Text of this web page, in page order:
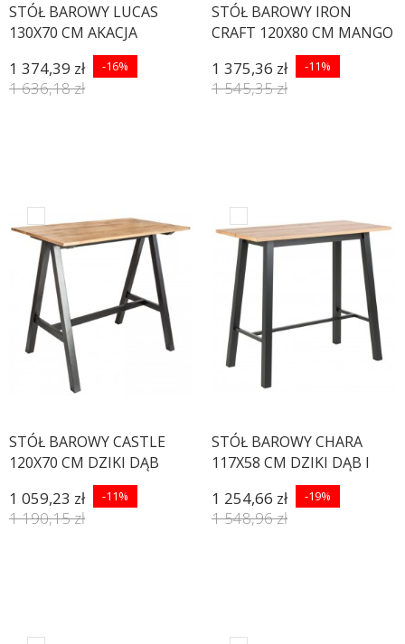
STÓŁ BAROWY LUCAS
130X70 CM AKACJA
1 374,39 zł -16%
1 636,18 zł
STÓŁ BAROWY IRON
CRAFT 120X80 CM MANGO
1 375,36 zł -11%
1 545,35 zł
STÓŁ BAROWY CASTLE
120X70 CM DZIKI DĄB
1 059,23 zł -11%
1 190,15 zł
STÓŁ BAROWY CHARA
117X58 CM DZIKI DĄB I
1 254,66 zł -19%
1 548,96 zł